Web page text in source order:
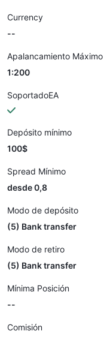
Currency
--
Apalancamiento Máximo
1:200
SoportadoEA
Depósito mínimo
100$
Spread Mínimo
desde 0,8
Modo de depósito
(5) Bank transfer
Modo de retiro
(5) Bank transfer
Mínima Posición
--
Comisión